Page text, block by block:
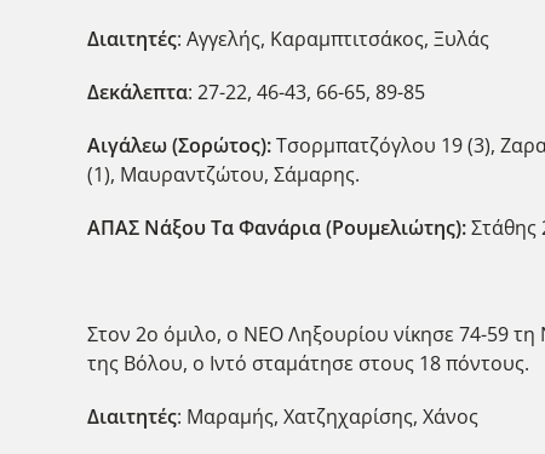
Διαιτητές: Αγγελής, Καραμπτιτσάκος, Ξυλάς
Δεκάλεπτα: 27-22, 46-43, 66-65, 89-85
Αιγάλεω (Σορώτος):Τσορμπατζόγλου 19 (3),
(1), Μαυραντζώτου, Σάμαρης.
ΑΠΑΣ Νάξου Τα Φανάρια (Ρουμελιώτης):Στάθης
Στον 2ο όμιλο, ο ΝΕΟ Ληξουρίου νίκησε 74-59
της Βόλου, ο Ιντό σταμάτησε στους 18 πόντους.
Διαιτητές: Μαραμής, Χατζηχαρίσης, Χάνος